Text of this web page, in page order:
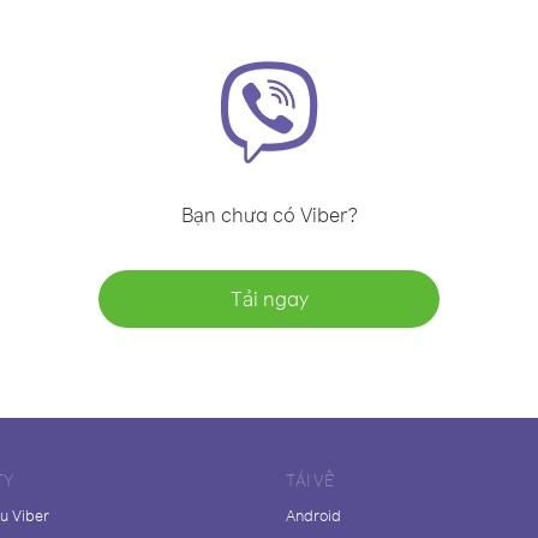
Bạn chưa có Viber?
Tải ngay
Viber
TẢI VỀ
Android